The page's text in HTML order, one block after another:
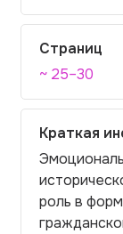
Страниц
~ 25–30
Краткая
роль в